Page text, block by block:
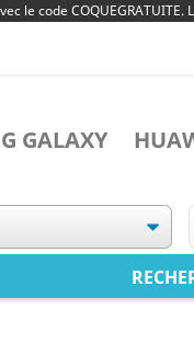
le code
GALAXY